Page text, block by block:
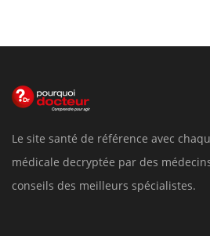
Le site santé de référence avec
médicale decryptée par des
conseils des meilleurs spécialistes.